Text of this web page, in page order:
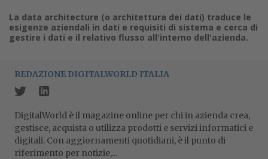
La data architecture (o architettura dei dati) traduce le
esigenze aziendali in dati e requisiti di sistema e cerca di
gestire i dati e il relativo flusso all'interno dell'azienda.
REDAZIONE DIGITALWORLD ITALIA
DigitalWorld è il magazine online per chi in azienda crea,
gestisce, acquista o utilizza prodotti e servizi informatici e
digitali. Con aggiornamenti quotidiani, è il punto di
riferimento per notizie,...